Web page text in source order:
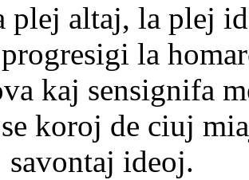
plej altaj, la plej
la
kaj sensignifa
koroj de ciuj
savontaj ideoj.